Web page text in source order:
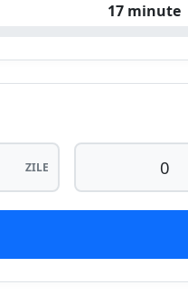
17 minute
ZILE